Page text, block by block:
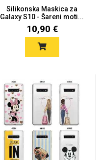
Silikonska Maskica za
Galaxy S10 - Šareni moti...
10,90 €